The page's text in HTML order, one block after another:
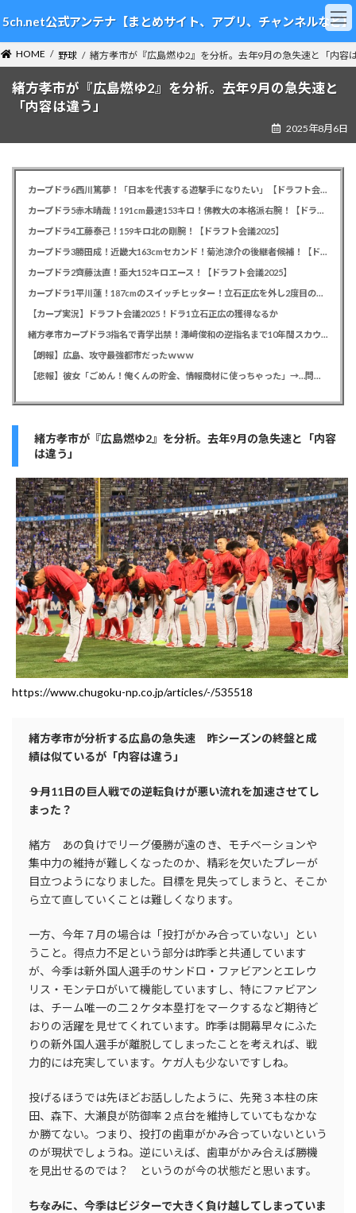
ン
テ
ン
ツ
ビ
ゲ
ー
シ
5ch.net公式アンテナ【まとめサイト、アプリ、チャンネルなど】
HOME 野球 緒方孝市が『広島燃ゆ2』を分析。去年9月の急失速と「内容
緒方孝市が『広島燃ゆ2』を分析。去年9月の急失速と
「内容は違う」
2025年8月6日
カープドラ6西川篤夢！「日本を代表する遊撃手になりたい」【ドラフト会議2025】
カープドラ5赤木晴哉！191cm最速153キロ！佛教大の本格派右腕！【ドラフト会議2025】
カープドラ4工藤泰己！159キロ北の剛腕！【ドラフト会議2025】
カープドラ3勝田成！近畿大163cmセカンド！菊池涼介の後継者候補！【ドラフト会議2025】
カープドラ2齊藤汰直！亜大152キロエース！【ドラフト会議2025】
カープドラ1平川蓮！187cmのスイッチヒッター！立石正広を外し2度目の重複も新井監督がクジを引き当てる！【ドラフト会議2025】
【カープ実況】ドラフト会議2025！ドラ1立石正広の獲得なるか
緒方孝市カープドラ3指名で青学出禁！澤﨑俊和の逆指名まで10年間スカウト出禁
【朗報】広島、攻守最強都市だったｗｗｗ
【悲報】彼女「ごめん！俺くんの貯金、情報商材に使っちゃった」→…問い詰めたらギャン泣きされたんだが俺が悪いのか？
緒方孝市が『広島燃ゆ2』を分析。去年9月の急失速と「内容
は違う」
https://www.chugoku-np.co.jp/articles/-/535518
緒方孝市が分析する広島の急失速 昨シーズンの終盤と成
績は似ているが「内容は違う」
――９月11日の巨人戦での逆転負けが悪い流れを加速させてし
まった？
緒方 あの負けでリーグ優勝が遠のき、モチベーションや
集中力の維持が難しくなったのか、精彩を欠いたプレーが
目立つようになりました。目標を見失ってしまうと、そこか
ら立て直していくことは難しくなります。
一方、今年７月の場合は「投打がかみ合っていない」とい
うこと。得点力不足という部分は昨季と共通しています
が、今季は新外国人選手のサンドロ・ファビアンとエレウ
リス・モンテロがいて機能していますし、特にファビアン
は、チーム唯一の二２ケタ本塁打をマークするなど期待ど
おりの活躍を見せてくれています。昨季は開幕早々にふた
りの新外国人選手が離脱してしまったことを考えれば、戦
力的には充実しています。ケガ人も少ないですしね。
投げるほうでは先ほどお話ししたように、先発３本柱の床
田、森下、大瀬良が防御率２点台を維持していてもなかな
か勝てない。つまり、投打の歯車がかみ合っていないという
のが現状でしょうね。逆にいえば、歯車がかみ合えば勝機
を見出せるのでは？ というのが今の状態だと思います。
――ちなみに、今季はビジターで大きく負け越してしまっていま